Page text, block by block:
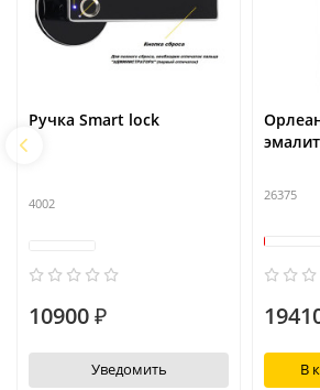
Ручка Smart lock
4002
10900 ₽
Уведомить
26375
В